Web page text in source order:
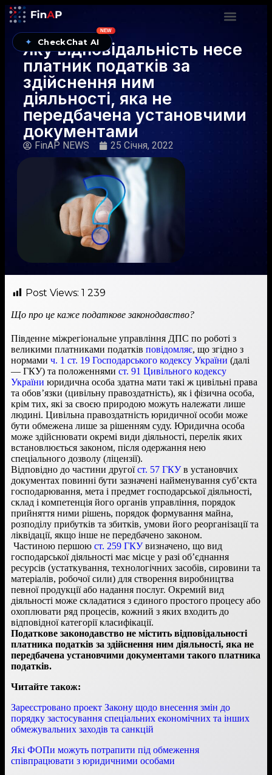
✦ CheckChat AI
NEW
Яку відповідальність несе
платник податків за
здійснення ним
діяльності, яка не
передбачена установчими
документами
FinAP NEWS 25 Січня, 2022
Post Views: 1 239
Що про це каже податкове законодавство?
Південне міжрегіональне управління ДПС по роботі з
великими платниками податків повідомляє, що згідно з
нормами ч. 1 ст. 19 Господарського кодексу України (далі
— ГКУ) та положеннями ст. 91 Цивільного кодексу
України юридична особа здатна мати такі ж цивільні права
та обов’язки (цивільну правоздатність), як і фізична особа,
крім тих, які за своєю природою можуть належати лише
людині. Цивільна правоздатність юридичної особи може
бути обмежена лише за рішенням суду. Юридична особа
може здійснювати окремі види діяльності, перелік яких
встановлюється законом, після одержання нею
спеціального дозволу (ліцензії).
Відповідно до частини другоїст. 57 ГКУв установчих
документах повинні бути зазначені найменування суб’єкта
господарювання, мета і предмет господарської діяльності,
склад і компетенція його органів управління, порядок
прийняття ними рішень, порядок формування майна,
розподілу прибутків та збитків, умови його реорганізації та
ліквідації, якщо інше не передбачено законом.
Частиною першою ст. 259 ГКУвизначено, що вид
господарської діяльності має місце у разі об’єднання
ресурсів (устаткування, технологічних засобів, сировини та
матеріалів, робочої сили) для створення виробництва
певної продукції або надання послуг. Окремий вид
діяльності може складатися з єдиного простого процесу або
охоплювати ряд процесів, кожний з яких входить до
відповідної категорії класифікації.
Податкове законодавство не містить відповідальності
платника податків за здійснення ним діяльності, яка не
передбачена установчими документами такого платника
податків.
Читайте також:
Зареєстровано проект Закону щодо внесення змін до
порядку застосування спеціальних економічних та інших
обмежувальних заходів та санкцій
Які ФОПи можуть потрапити під обмеження
співпрацювати з юридичними особами